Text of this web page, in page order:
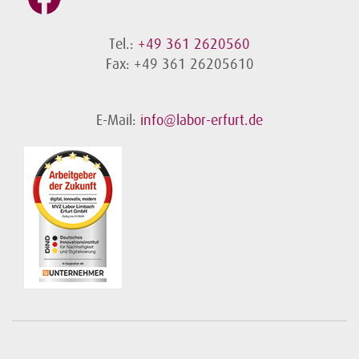
Tel.: +49 361 2620560
Fax: +49 361 26205610
E-Mail: info@labor-erfurt.de